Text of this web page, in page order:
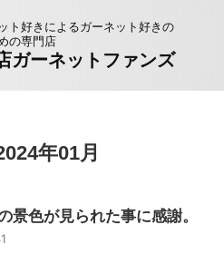
ト好きによるガーネット好きの
の専門店
ガーネットファンズ
年01月
景色が見られた事に感謝。